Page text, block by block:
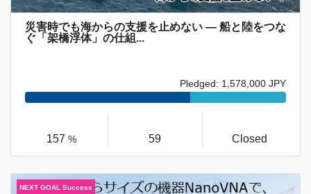
災害時でも海からの支援を止めない ― 船と陸をつな
ぐ「架橋浮体」の仕組...
Pledged: 1,578,000 JPY
157 % 59 Closed